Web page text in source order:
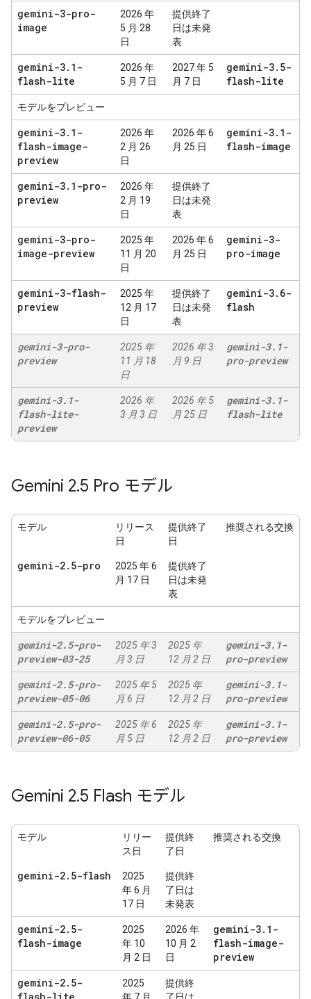
gemini-3-pro-
image
2026 年
5 月 28
日
提供終了
日は未発
表
gemini-3. 1-
flash-lite
2026 年
5 月 7 日
2027 年 5
月 7 日
gemini-3. 5-
flash-lite
モデルをプレビュー
gemini-3. 1-
flash-image-
preview
2026 年
2 月 26
日
2026 年 6
月 25 日
gemini-3. 1-
flash-image
gemini-3. 1-pro-
preview
2026 年
2 月 19
日
提供終了
日は未発
表
gemini-3-pro-
image-preview
2025 年
11 月 20
日
2026 年 6
月 25 日
gemini-3-
pro-image
gemini-3-flash-
preview
2025 年
12 月 17
日
提供終了
日は未発
表
gemini-3. 6-
flash
gemini-3-pro-
preview
2025 年
11 月 18
日
2026 年 3
月 9 日
gemini-3. 1-
pro-preview
gemini-3. 1-
flash-lite-
preview
2026 年
3 月 3 日
2026 年 5
月 25 日
gemini-3. 1-
flash-lite
Gemini 2.5 Pro モデル
モデル
リリース
日
提供終了
日
推奨される交換
gemini-2. 5-pro
2025 年 6
月 17 日
提供終了
日は未発
表
モデルをプレビュー
gemini-2.5-pro-
preview-03-25
2025 年 3
月 3 日
2025 年
12 月 2 日
gemini-3. 1-
pro-preview
gemini-2.5-pro-
preview-05-06
2025 年 5
月 6 日
2025 年
12 月 2 日
gemini-3. 1-
pro-preview
gemini-2.5-pro-
preview-06-05
2025 年 6
月 5 日
2025 年
12 月 2 日
gemini-3. 1-
pro-preview
Gemini 2.5 Flash モデル
モデル
リリー
ス日
提供終
了日
推奨される交換
gemini-2. 5-flash
2025
年 6 月
17 日
提供終
了日は
未発表
gemini-2. 5-
flash-image
2025
年 10
月 2 日
2026 年
10 月 2
日
gemini-3. 1-
flash-image-
preview
gemini-2. 5-
2025
提供終